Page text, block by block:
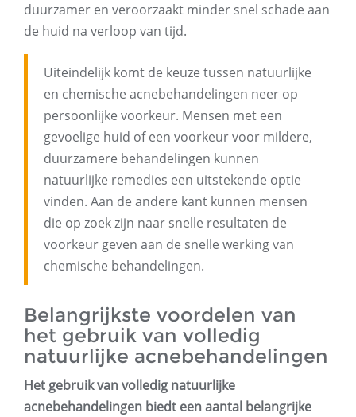
duurzamer en veroorzaakt minder snel schade aan
de huid na verloop van tijd.
Uiteindelijk komt de keuze tussen natuurlijke
en chemische acnebehandelingen neer op
persoonlijke voorkeur. Mensen met een
gevoelige huid of een voorkeur voor mildere,
duurzamere behandelingen kunnen
natuurlijke remedies een uitstekende optie
vinden. Aan de andere kant kunnen mensen
die op zoek zijn naar snelle resultaten de
voorkeur geven aan de snelle werking van
chemische behandelingen.
Belangrijkste voordelen van
het gebruik van volledig
natuurlijke acnebehandelingen
Het gebruik van volledig natuurlijke
acnebehandelingen biedt een aantal belangrijke